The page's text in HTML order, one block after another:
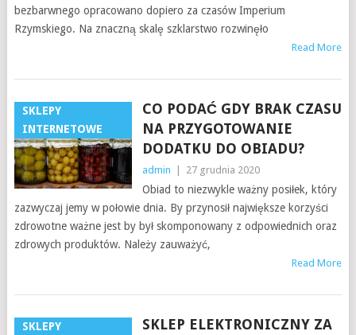
bezbarwnego opracowano dopiero za czasów Imperium
Rzymskiego. Na znaczną skalę szklarstwo rozwinęło
Read More
SKLEPY
INTERNETOWE
CO PODAĆ GDY BRAK CZASU
NA PRZYGOTOWANIE
DODATKU DO OBIADU?
admin 27 grudnia 2020
Obiad to niezwykle ważny posiłek, który
zazwyczaj jemy w połowie dnia. By przynosił największe korzyści
zdrowotne ważne jest by był skomponowany z odpowiednich oraz
zdrowych produktów. Należy zauważyć,
Read More
SKLEPY
SKLEP ELEKTRONICZNY ZA